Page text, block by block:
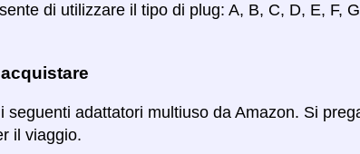
di utilizzare il tipo di plug: A, B, C, D, E, F,
seguenti adattatori multiuso da Amazon. Si
il viaggio.